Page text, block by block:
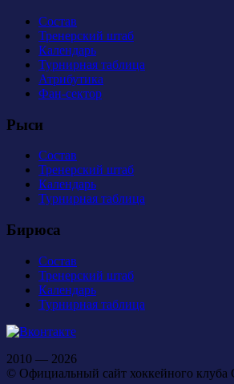
Состав
Тренерский штаб
Календарь
Турнирная таблица
Атрибутика
Фан-сектор
Рыси
Состав
Тренерский штаб
Календарь
Турнирная таблица
Бирюса
Состав
Тренерский штаб
Календарь
Турнирная таблица
2010 — 2026
© Официальный сайт хоккейного клуба